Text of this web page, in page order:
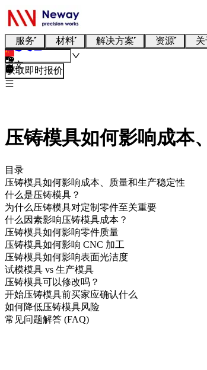
服务 材料 解决方案 资源
中文
获取即时报价
压铸模具如何影响成本
目录
压铸模具如何影响成本、质量和生产稳定性
什么是压铸模具？
为什么压铸模具对定制零件至关重要
什么因素影响压铸模具成本？
压铸模具如何影响零件质量
压铸模具如何影响 CNC 加工
压铸模具如何影响表面光洁度
试模模具 vs 生产模具
压铸模具可以修改吗？
开始压铸模具前买家应确认什么
如何降低压铸模具风险
常见问题解答 (FAQ)